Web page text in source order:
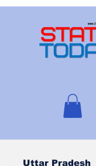
Uttar Pradesh